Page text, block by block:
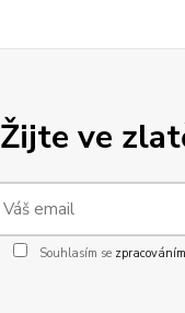
Žijte ve
Souhlasím se